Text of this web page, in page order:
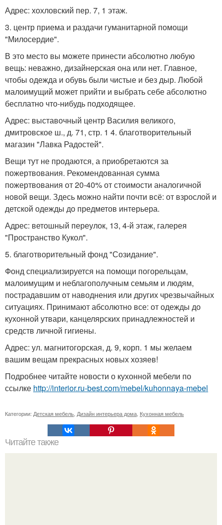
Адрес: хохловский пер. 7, 1 этаж.
3. центр приема и раздачи гуманитарной помощи
"Милосердие".
В это место вы можете принести абсолютно любую
вещь: неважно, дизайнерская она или нет. Главное,
чтобы одежда и обувь были чистые и без дыр. Любой
малоимущий может прийти и выбрать себе абсолютно
бесплатно что-нибудь подходящее.
Адрес: выставочный центр Василия великого,
дмитровское ш., д. 71, стр. 1 4. благотворительный
магазин "Лавка Радостей".
Вещи тут не продаются, а приобретаются за
пожертвования. Рекомендованная сумма
пожертвования от 20-40% от стоимости аналогичной
новой вещи. Здесь можно найти почти всё: от взрослой и
детской одежды до предметов интерьера.
Адрес: ветошный переулок, 13, 4-й этаж, галерея
"Пространство Кукол".
5. благотворительный фонд "Созидание".
Фонд специализируется на помощи погорельцам,
малоимущим и неблагополучным семьям и людям,
пострадавшим от наводнения или других чрезвычайных
ситуациях. Принимают абсолютно все: от одежды до
кухонной утвари, канцелярских принадлежностей и
средств личной гигиены.
Адрес: ул. магнитогорская, д. 9, корп. 1 мы желаем
вашим вещам прекрасных новых хозяев!
Подробнее читайте новости о кухонной мебели по
ссылке http://interior.ru-best.com/mebel/kuhonnaya-mebel
Категории: Детская мебель, Дизайн интерьера дома, Кухонная мебель
Читайте также